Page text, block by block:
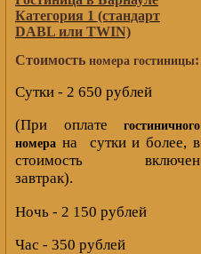
Категория 1 (стандарт
DABL или TWIN)
Стоимость номера гостиницы:
Сутки - 2 650 рублей
(При оплате
гостиничного
номера на сутки и более, в
стоимость включен
завтрак).
Ночь - 2 150 рублей
Час - 350 рублей